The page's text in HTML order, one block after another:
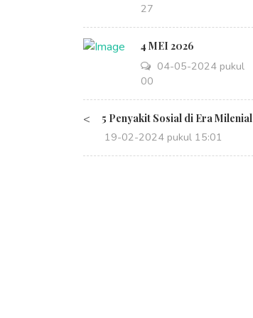
14:27
4 MEI 2026
04-05-2024 pukul
08:00
< 5 Penyakit Sosial di Era Milenial
19-02-2024 pukul 15:01